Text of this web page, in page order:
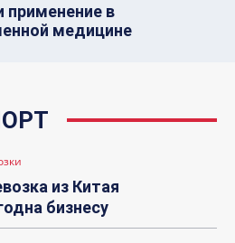
в
медицине
из Китая
бизнесу